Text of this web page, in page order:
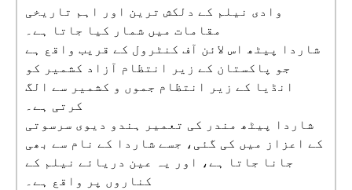
وادی نیلم کے دلکش ترین اور اہم تاریخی
مقامات میں شمار کیا جاتا ہے۔
شاردا پیٹھ اس لائن آف کنٹرول کے قریب واقع ہے
جو پاکستان کے زیر انتظام آزاد کشمیر کو
انڈیا کے زیر انتظام جموں و کشمیر سے الگ
کرتی ہے۔
شاردا پیٹھ مندر کی تعمیر ہندو دیوی سرسوتی
کے اعزاز میں کی گئی، جسے شاردا کے نام سے بھی
جانا جاتا ہے، اور یہ عین دریائے نیلم کے
کناروں پر واقع ہے۔